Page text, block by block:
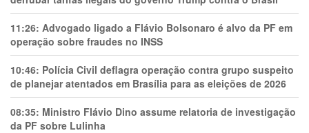
11:26: Advogado ligado a Flávio Bolsonaro é alvo da PF em
operação sobre fraudes no INSS
10:46: Polícia Civil deflagra operação contra grupo suspeito
de planejar atentados em Brasília para as eleições de 2026
08:35: Ministro Flávio Dino assume relatoria de investigação
da PF sobre Lulinha